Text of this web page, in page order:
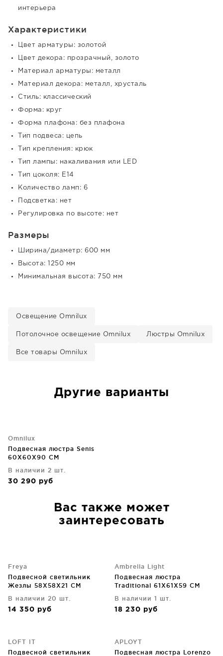
интерьера
Характеристики
Цвет арматуры: золотой
Цвет декора: прозрачный, золото
Материал арматуры: металл
Материал декора: металл, хрусталь
Стиль: классический
Форма: круг
Форма плафона: без плафона
Тип подвеса: цепь
Тип крепления: крюк
Тип лампы: накаливания или LED
Тип цоколя: E14
Количество ламп: 6
Подсветка: нет
Регулировка по высоте: нет
Размеры
Ширина/диаметр: 600 мм
Высота: 1250 мм
Минимальная высота: 750 мм
Освещение Omnilux
Потолочное освещение Omnilux Люстры Omnilux
Все товары Omnilux
Другие варианты
Omnilux
Подвесная люстра Senis
60X60X90 CM
В наличии 2 шт.
30 290 руб
Вас также может
заинтересовать
Freya
Подвесной светильник
Жезлы 58X58X21 CM
В наличии 20 шт.
14 350 руб
Ambrella Light
Подвесная люстра
Traditional 61X61X59 CM
В наличии 1 шт.
18 230 руб
LOFT IT
Подвесной светильник
APLOYT
Подвесная люстра Lorenzo